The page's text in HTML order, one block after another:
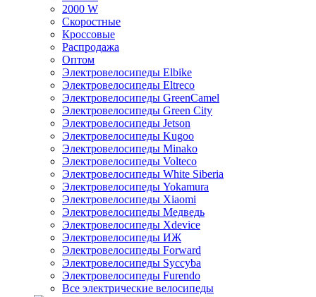
2000 W
Скоростные
Кроссовые
Распродажа
Оптом
Электровелосипеды Elbike
Электровелосипеды Eltreco
Электровелосипеды GreenCamel
Электровелосипеды Green City
Электровелосипеды Jetson
Электровелосипеды Kugoo
Электровелосипеды Minako
Электровелосипеды Volteco
Электровелосипеды White Siberia
Электровелосипеды Yokamura
Электровелосипеды Xiaomi
Электровелосипеды Медведь
Электровелосипеды Xdevice
Электровелосипеды ИЖ
Электровелосипеды Forward
Электровелосипеды Syccyba
Электровелосипеды Furendo
Все электрические велосипеды